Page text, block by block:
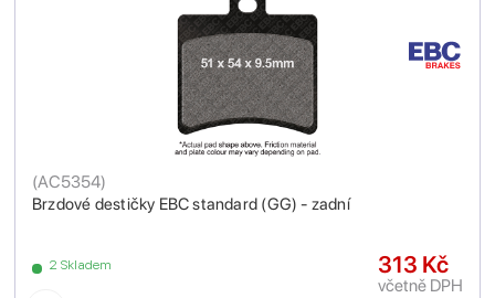
Brzdové destičky EBC standard (GG) - zadní
(AC5354)
2 Skladem 313 Kč
včetně DPH